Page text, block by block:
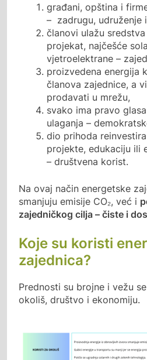
građani, opština i
– zadrugu, udruženje
članovi ulažu
projekat, najčešće
vjetroelektrane –
proizvedena energija
članova zajednice, a
prodavati u mrežu,
svako ima pravo
ulaganja –
dio prihoda
projekte, edukaciju ili
– društvena korist.
Na ovaj način energetske
smanjuju emisije CO₂, već i
zajedničkog cilja – čiste i
Koje su koristi
zajednica?
Prednosti su brojne i vežu
okoliš, društvo i ekonomiju.